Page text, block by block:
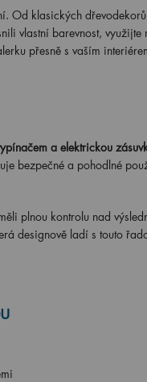
Od klasických
vlastní barevnost,
přesně s vaším
a elektrickou
bezpečné a pohodlné
plnou kontrolu nad
designově ladí s touto